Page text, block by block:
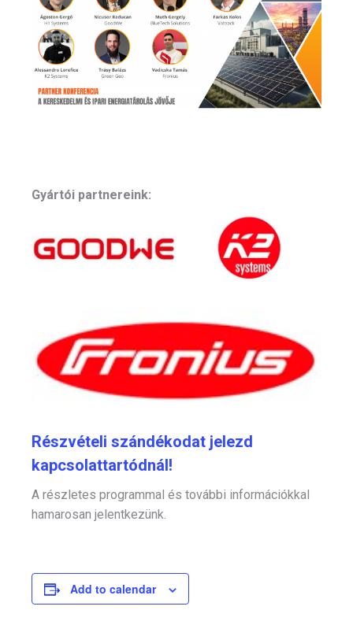
Gyártói partnereink:
Részvételi szándékodat jelezd
kapcsolattartódnál!
A részletes programmal és további információkkal
hamarosan jelentkezünk.
Add to calendar